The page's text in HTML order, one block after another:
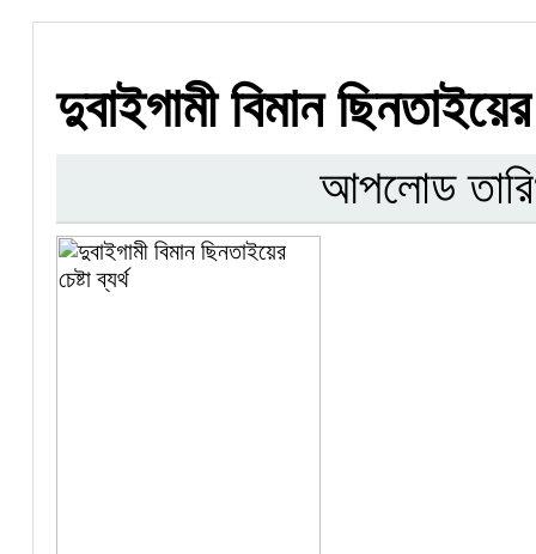
দুবাইগামী বিমান ছিনতাইয়ের
আপলোড